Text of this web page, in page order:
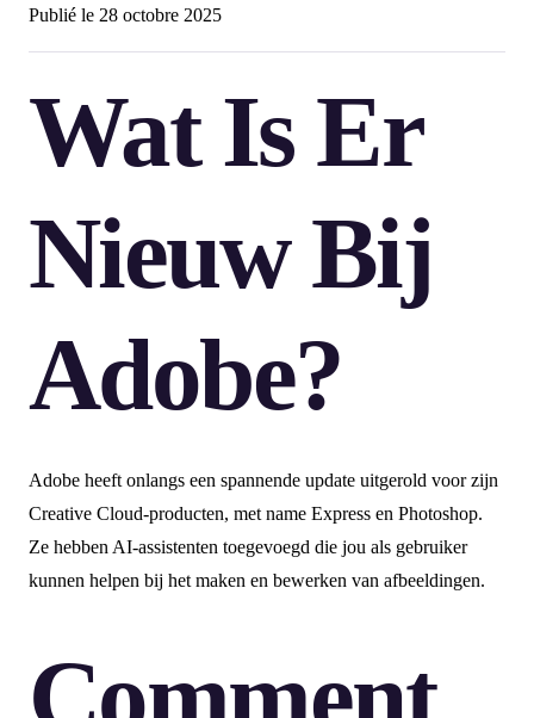
Publié le 28 octobre 2025
Wat Is Er
Nieuw Bij
Adobe?
Adobe heeft onlangs een spannende update uitgerold voor zijn
Creative Cloud-producten, met name Express en Photoshop.
Ze hebben AI-assistenten toegevoegd die jou als gebruiker
kunnen helpen bij het maken en bewerken van afbeeldingen.